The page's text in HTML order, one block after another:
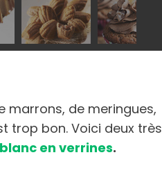
marrons, de meringues,
trop bon. Voici deux très
en verrines.